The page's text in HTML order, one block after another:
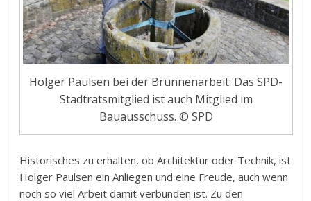
Holger Paulsen bei der Brunnenarbeit: Das SPD-
Stadtratsmitglied ist auch Mitglied im
Bauausschuss. © SPD
Historisches zu erhalten, ob Architektur oder Technik, ist
Holger Paulsen ein Anliegen und eine Freude, auch wenn
noch so viel Arbeit damit verbunden ist. Zu den